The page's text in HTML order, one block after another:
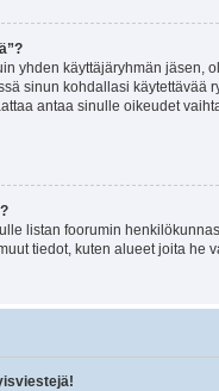
yhden käyttäjäryhmän jäsen,
sinun kohdallasi käytettävää
antaa sinulle oikeudet
listan foorumin
tiedot, kuten alueet joita he